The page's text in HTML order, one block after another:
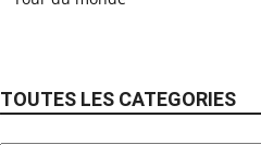
TOUTES LES CATEGORIES